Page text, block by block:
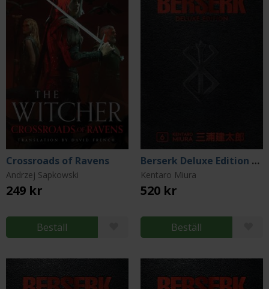
Crossroads of Ravens
Andrzej Sapkowski
249 kr
Beställ
Berserk Deluxe Edition Vol 6
Kentaro Miura
520 kr
Beställ